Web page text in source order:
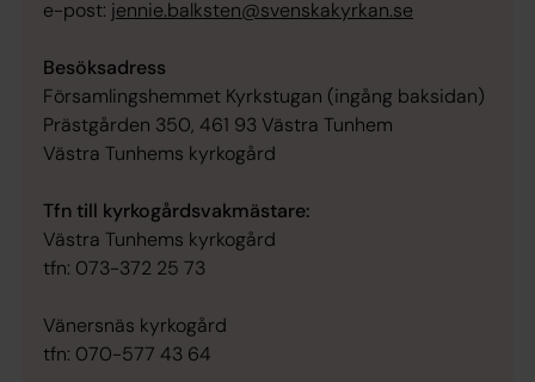
e-post: jennie.balksten@svenskakyrkan.se
Besöksadress
Församlingshemmet Kyrkstugan (ingång baksidan)
Prästgården 350, 461 93 Västra Tunhem
Västra Tunhems kyrkogård
Tfn till kyrkogårdsvakmästare:
Västra Tunhems kyrkogård
tfn: 073-372 25 73
Vänersnäs kyrkogård
tfn: 070-577 43 64